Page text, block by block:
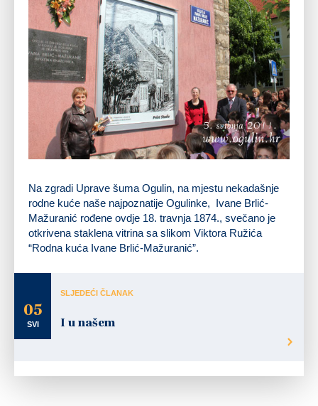
Na zgradi Uprave šuma Ogulin, na mjestu nekadašnje
rodne kuće naše najpoznatije Ogulinke, Ivane Brlić-
Mažuranić rođene ovdje 18. travnja 1874., svečano je
otkrivena staklena vitrina sa slikom Viktora Ružića
“Rodna kuća Ivane Brlić-Mažuranić”.
05
SVI
SLJEDEĆI ČLANAK
I u našem